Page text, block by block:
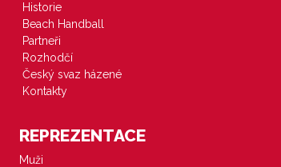
Historie
Beach Handball
Partneři
Rozhodčí
Český svaz házené
Kontakty
REPREZENTACE
Muži